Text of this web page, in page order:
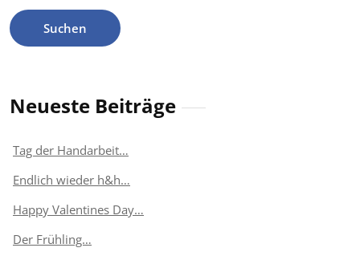
Neueste Beiträge
Tag der Handarbeit…
Endlich wieder h&h…
Happy Valentines Day…
Der Frühling…